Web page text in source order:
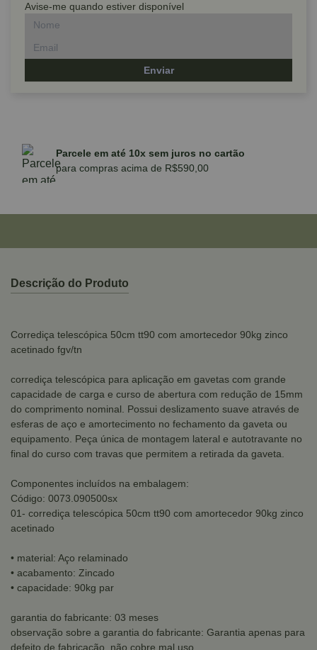
Avise-me quando estiver disponível
Enviar
Parcele em até 10x sem juros no cartão
para compras acima de R$590,00
Descrição do Produto
Corrediça telescópica 50cm tt90 com amortecedor 90kg zinco
acetinado fgv/tn
corrediça telescópica para aplicação em gavetas com grande
capacidade de carga e curso de abertura com redução de 15mm
do comprimento nominal. Possui deslizamento suave através de
esferas de aço e amortecimento no fechamento da gaveta ou
equipamento. Peça única de montagem lateral e autotravante no
final do curso com travas que permitem a retirada da gaveta.
Componentes incluídos na embalagem:
Código: 0073.090500sx
01- corrediça telescópica 50cm tt90 com amortecedor 90kg zinco
acetinado
• material: Aço relaminado
• acabamento: Zincado
• capacidade: 90kg par
garantia do fabricante: 03 meses
observação sobre a garantia do fabricante: Garantia apenas para
defeito de fabricação, não cobre mal uso.